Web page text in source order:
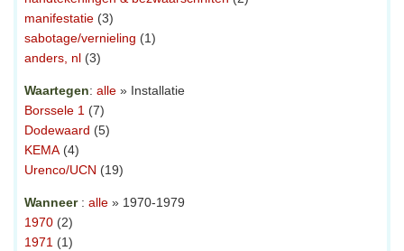
manifestatie (3)
sabotage/vernieling (1)
anders, nl (3)
Waartegen: alle » Installatie
Borssele 1 (7)
Dodewaard (5)
KEMA (4)
Urenco/UCN (19)
Wanneer : alle » 1970-1979
1970 (2)
1971 (1)